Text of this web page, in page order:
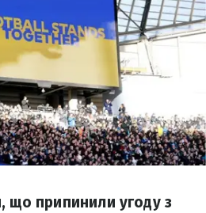
що припинили угоду з